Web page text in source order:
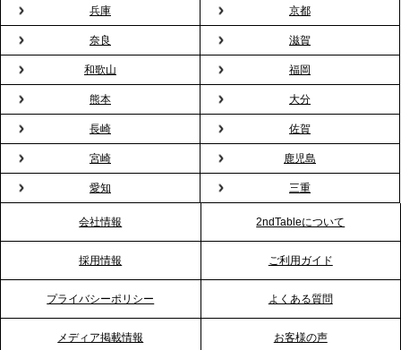
2026.2.13
プレスリリースのご案内｜オフィスが「１日限定の
バー」に！福利厚生・社内交流を格上げする《出張
バーテンダー》サービスを開始
2026.1.26
プレスリリースのご案内｜もう「義理チョコ」で悩
まない。職場のバレンタインをケータリングで“福利
厚生”化。採用にも効く新スタイルを提案
2026.1.23
RKB毎日放送「RKB NEWS」で、2ndTable「恵方
巻きケータリング」が紹介されました
2026.1.20
兵庫 京都
奈良 滋賀
和歌山 福岡
熊本 大分
長崎 佐賀
宮崎 鹿児島
愛知 三重
会社情報 2ndTableについて
採用情報 ご利用ガイド
プライバシーポリシー よくある質問
メディア掲載情報 お客様の声